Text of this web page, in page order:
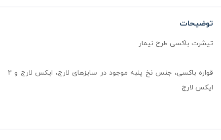
توضیحات
تیشرت باکسی طرح نیمار
قواره باکسی، جنس نخ پنبه موجود در سایزهای لارج، ایکس لارج و 2
ایکس لارج